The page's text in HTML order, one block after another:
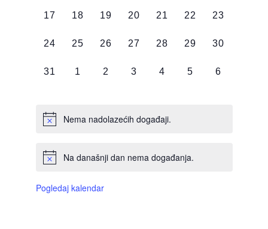
0
17
0
18
0
19
0
20
0
21
0
22
0
23
0
24
0
25
0
26
0
27
0
28
0
29
0
30
0
31
0
1
0
2
0
3
0
4
0
5
0
6
Nema nadolazećih događaji.
Na današnji dan nema događanja.
Pogledaj kalendar